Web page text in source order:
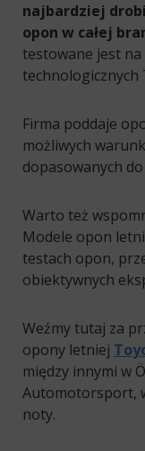
najbardziej
opon w całej
testowane jest
technologicznych
Firma poddaje
możliwych
dopasowanych
Warto też
Modele opon
testach opon,
obiektywnych
Weźmy tutaj za
opony letniej
między innymi w
Automotorsport,
noty.